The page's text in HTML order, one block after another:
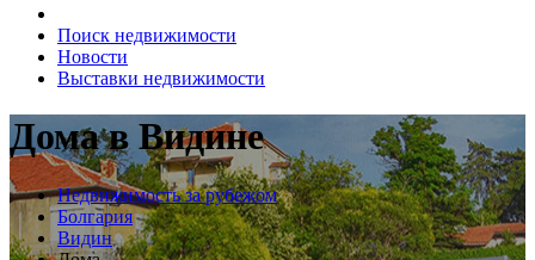
Поиск недвижимости
Новости
Выставки недвижимости
Домав Видине
Недвижимость за рубежом
Болгария
Видин